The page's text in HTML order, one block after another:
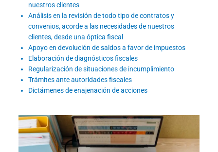
nuestros clientes
Análisis en la revisión de todo tipo de contratos y
convenios, acorde a las necesidades de nuestros
clientes, desde una óptica fiscal
Apoyo en devolución de saldos a favor de impuestos
Elaboración de diagnósticos fiscales
Regularización de situaciones de incumplimiento
Trámites ante autoridades fiscales
Dictámenes de enajenación de acciones